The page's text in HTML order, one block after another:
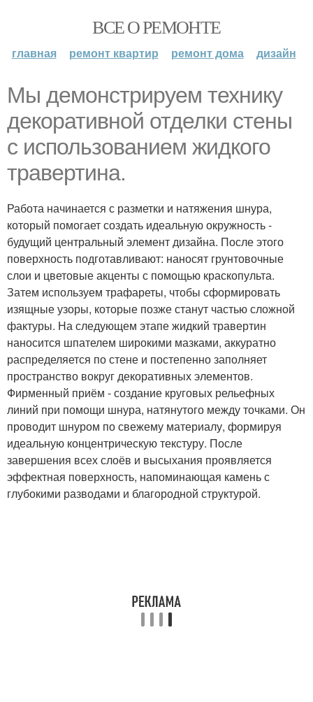
ВСЕ О РЕМОНТЕ
главная ремонт квартир ремонт дома дизайн
Мы демонстрируем технику
декоративной отделки стены
с использованием жидкого
травертина.
Работа начинается с разметки и натяжения шнура,
который помогает создать идеальную окружность -
будущий центральный элемент дизайна. После этого
поверхность подготавливают: наносят грунтовочные
слои и цветовые акценты с помощью краскопульта.
Затем используем трафареты, чтобы сформировать
изящные узоры, которые позже станут частью сложной
фактуры. На следующем этапе жидкий травертин
наносится шпателем широкими мазками, аккуратно
распределяется по стене и постепенно заполняет
пространство вокруг декоративных элементов.
Фирменный приём - создание круговых рельефных
линий при помощи шнура, натянутого между точками. Он
проводит шнуром по свежему материалу, формируя
идеальную концентрическую текстуру. После
завершения всех слоёв и высыхания проявляется
эффектная поверхность, напоминающая камень с
глубокими разводами и благородной структурой.